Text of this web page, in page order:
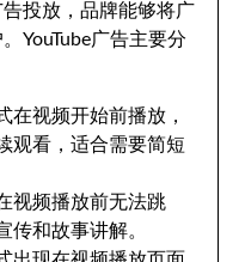
投放，品牌能够将广
YouTube广告主要分
在视频开始前播放，
观看，适合需要简短
视频播放前无法跳
传和故事讲解。